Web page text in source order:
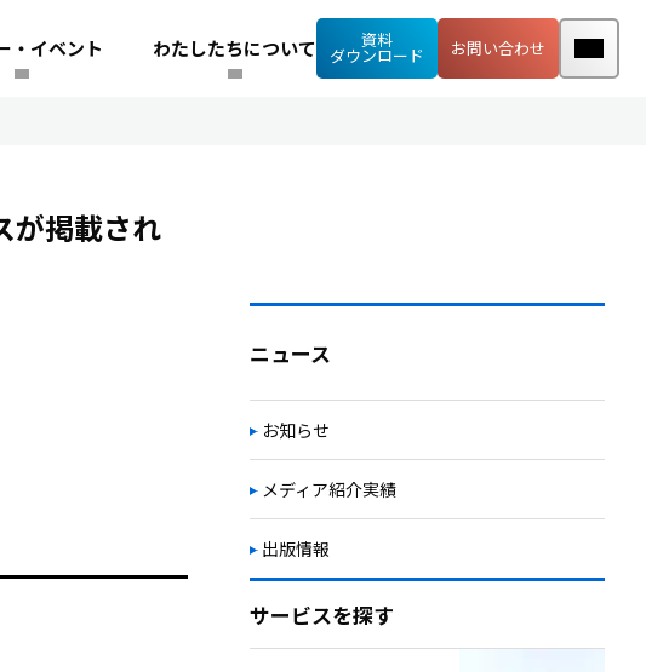
・イベント わたしたちについて
資料
ダウンロード
お問い合わせ
が掲載され
ニュース
お知らせ
メディア紹介実績
出版情報
サービスを探す